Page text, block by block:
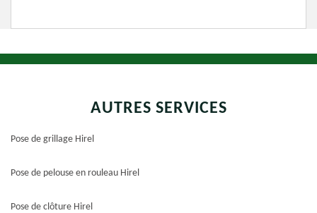
AUTRES SERVICES
Pose de grillage Hirel
Pose de pelouse en rouleau Hirel
Pose de clôture Hirel